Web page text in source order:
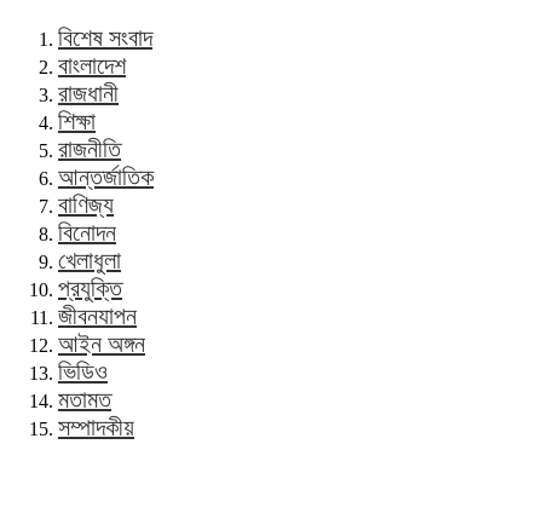
বিশেষ সংবাদ
বাংলাদেশ
রাজধানী
শিক্ষা
রাজনীতি
আন্তর্জাতিক
বাণিজ্য
বিনোদন
খেলাধুলা
প্রযুক্তি
জীবনযাপন
আইন অঙ্গন
ভিডিও
মতামত
সম্পাদকীয়